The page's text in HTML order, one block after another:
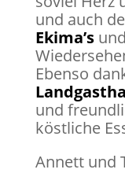
und auch
Ekima’s
Ebenso
und
köstliche
Annett und